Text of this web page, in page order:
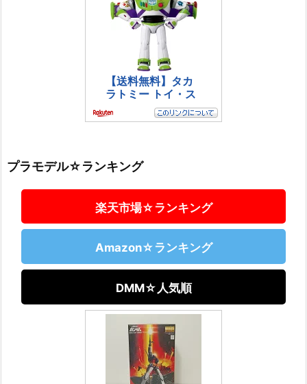
プラモデル☆ランキング
楽天市場☆ランキング
Amazon☆ランキング
DMM☆人気順